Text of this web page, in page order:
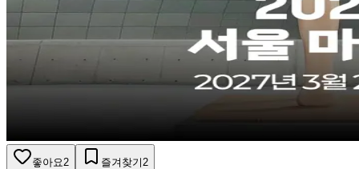
좋아요 2 즐겨찾기 2